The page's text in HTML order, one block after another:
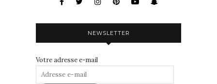
NEWSLETTER
Votre adresse e-mail
Adresse